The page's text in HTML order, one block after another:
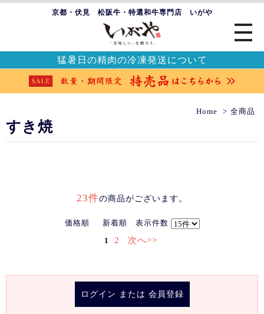
京都・伏見 松阪牛・特選和牛専門店 いがや
猛暑日の精肉の冷凍発送について
Home 全商品
すき焼
23件の商品がございます。
価格順 新着順 表示件数
1 2 次へ>>
ログイン または 会員登録